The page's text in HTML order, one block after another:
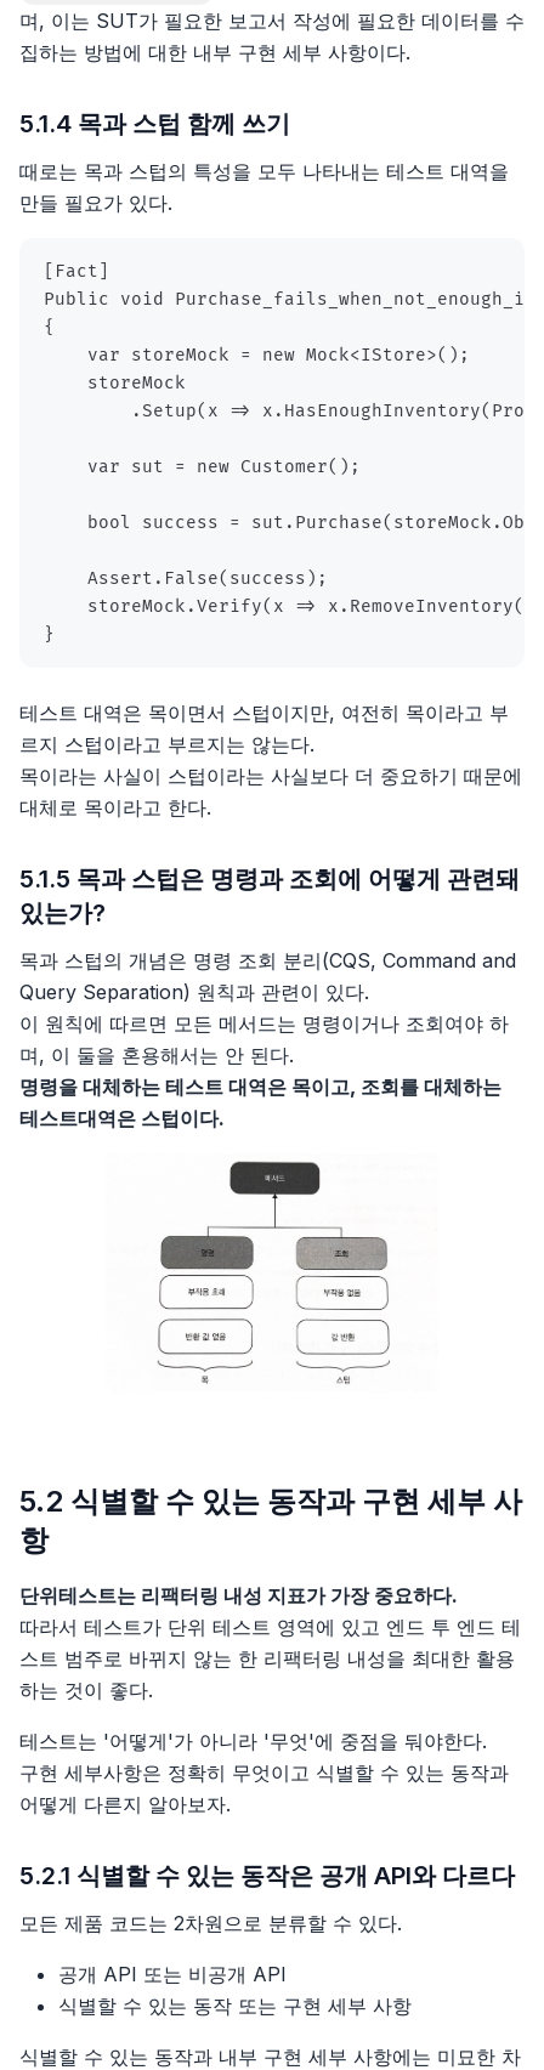
며, 이는 SUT가 필요한 보고서 작성에 필요한 데이터를 수
집하는 방법에 대한 내부 구현 세부 사항이다.
5.1.4 목과 스텁 함께 쓰기
때로는 목과 스텁의 특성을 모두 나타내는 테스트 대역을
만들 필요가 있다.
}
테스트 대역은 목이면서 스텁이지만, 여전히 목이라고 부
르지 스텁이라고 부르지는 않는다.
목이라는 사실이 스텁이라는 사실보다 더 중요하기 때문에
대체로 목이라고 한다.
5.1.5 목과 스텁은 명령과 조회에 어떻게 관련돼
있는가?
목과 스텁의 개념은 명령 조회 분리(CQS, Command and
Query Separation) 원칙과 관련이 있다.
이 원칙에 따르면 모든 메서드는 명령이거나 조회여야 하
며, 이 둘을 혼용해서는 안 된다.
명령을 대체하는 테스트 대역은 목이고, 조회를 대체하는
테스트대역은 스텁이다.
5.2 식별할 수 있는 동작과 구현 세부 사
항
단위테스트는 리팩터링 내성 지표가 가장 중요하다.
따라서 테스트가 단위 테스트 영역에 있고 엔드 투 엔드 테
스트 범주로 바뀌지 않는 한 리팩터링 내성을 최대한 활용
하는 것이 좋다.
테스트는 '어떻게'가 아니라 '무엇'에 중점을 둬야한다.
구현 세부사항은 정확히 무엇이고 식별할 수 있는 동작과
어떻게 다른지 알아보자.
5.2.1 식별할 수 있는 동작은 공개 API와 다르다
모든 제품 코드는 2차원으로 분류할 수 있다.
공개 API 또는 비공개 API
식별할 수 있는 동작 또는 구현 세부 사항
식별할 수 있는 동작과 내부 구현 세부 사항에는 미묘한 차